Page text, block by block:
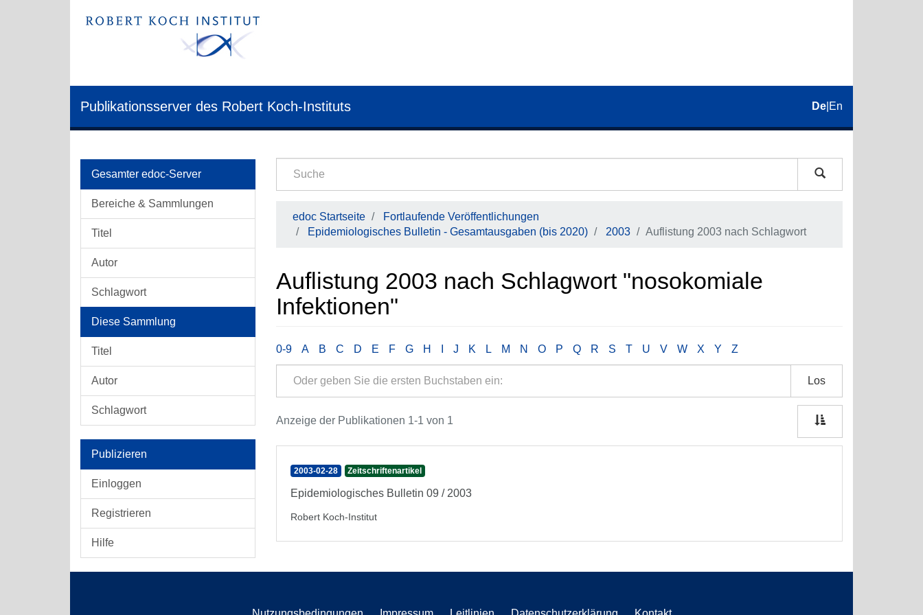
Publikationsserver des Robert Koch-Instituts De En
Gesamter edoc-Server
Bereiche & Sammlungen
Titel
Autor
Schlagwort
Diese Sammlung
Titel
Autor
Schlagwort
Publizieren
Einloggen
Registrieren
Hilfe
edoc Startseite
Fortlaufende Veröffentlichungen
Epidemiologisches Bulletin - Gesamtausgaben (bis 2020)
2003 Auflistung 2003 nach Schlagwort
Auflistung 2003 nach Schlagwort "nosokomiale
Infektionen"
0-9 A B C D E F G H J K L M N O P Q R S T U V W X Y Z
Los
Anzeige der Publikationen 1-1 von 1
2003-02-28 Zeitschriftenartikel
Epidemiologisches Bulletin 09 / 2003
Robert Koch-Institut